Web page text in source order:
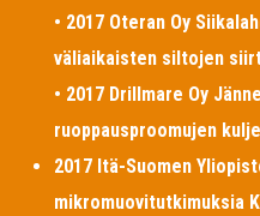
• 2017 Oteran Oy
väliaikaisten siltojen
• 2017 Drillmare Oy
ruoppausproomujen
2017 Itä-Suomen
mikromuovitutkimuksia